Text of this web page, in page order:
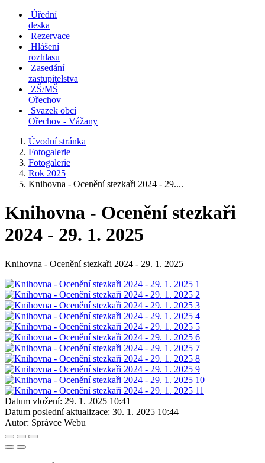
Úřední
deska
Rezervace
Hlášení
rozhlasu
Zasedání
zastupitelstva
ZŠ/MŠ
Ořechov
Svazek obcí
Ořechov - Vážany
Úvodní stránka
Fotogalerie
Fotogalerie
Rok 2025
Knihovna - Ocenění stezkaři 2024 - 29....
Knihovna - Ocenění stezkaři
2024 - 29. 1. 2025
Knihovna - Ocenění stezkaři 2024 - 29. 1. 2025
Datum vložení: 29. 1. 2025 10:41
Datum poslední aktualizace: 30. 1. 2025 10:44
Autor: Správce Webu